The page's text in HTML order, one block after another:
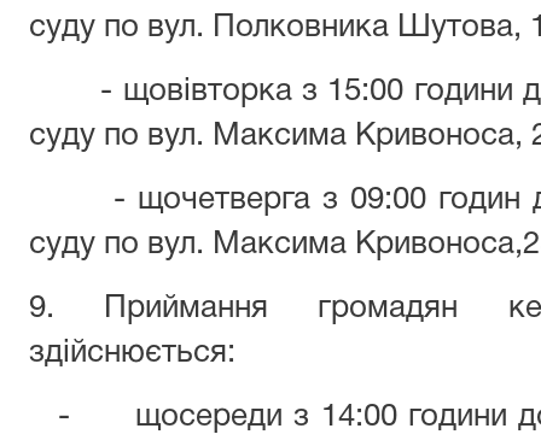
суду по вул. Полковника Шутова,
- щовівторка з 15:00 години
суду по вул. Максима Кривоноса,
- щочетверга з 09:00 годин
суду по вул. Максима
9. Приймання громадян
здійснюється:
-
щосереди з 14:00 години